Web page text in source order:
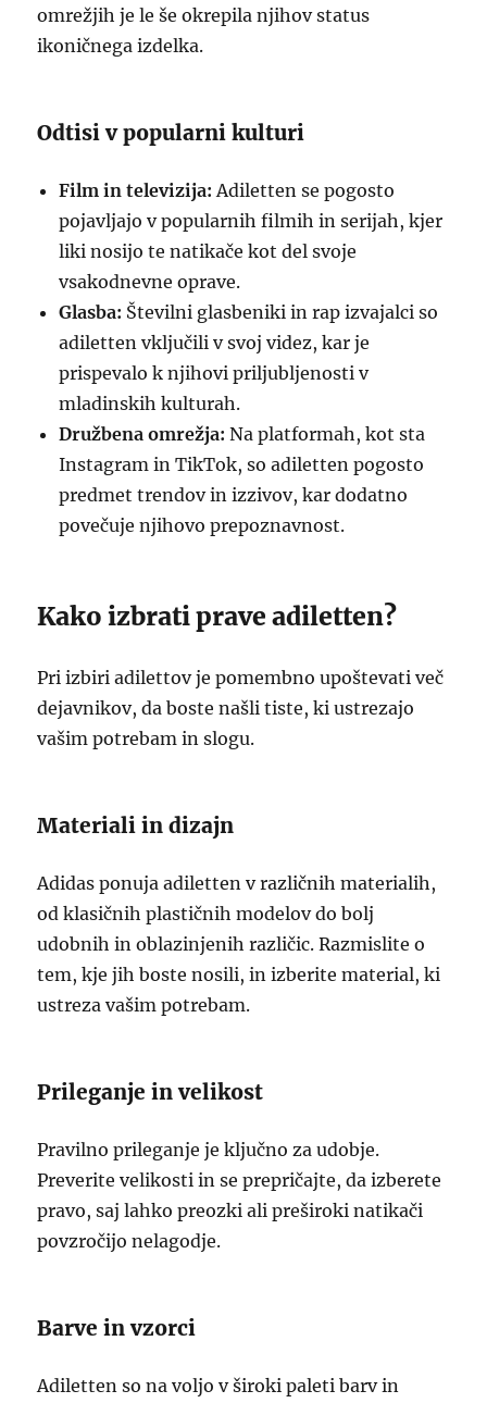
omrežjih je le še okrepila njihov status
ikoničnega izdelka.
Odtisi v popularni kulturi
Film in televizija: Adiletten se pogosto
pojavljajo v popularnih filmih in serijah, kjer
liki nosijo te natikače kot del svoje
vsakodnevne oprave.
Glasba: Številni glasbeniki in rap izvajalci so
adiletten vključili v svoj videz, kar je
prispevalo k njihovi priljubljenosti v
mladinskih kulturah.
Družbena omrežja: Na platformah, kot sta
Instagram in TikTok, so adiletten pogosto
predmet trendov in izzivov, kar dodatno
povečuje njihovo prepoznavnost.
Kako izbrati prave adiletten?
Pri izbiri adilettov je pomembno upoštevati več
dejavnikov, da boste našli tiste, ki ustrezajo
vašim potrebam in slogu.
Materiali in dizajn
Adidas ponuja adiletten v različnih materialih,
od klasičnih plastičnih modelov do bolj
udobnih in oblazinjenih različic. Razmislite o
tem, kje jih boste nosili, in izberite material, ki
ustreza vašim potrebam.
Prileganje in velikost
Pravilno prileganje je ključno za udobje.
Preverite velikosti in se prepričajte, da izberete
pravo, saj lahko preozki ali preširoki natikači
povzročijo nelagodje.
Barve in vzorci
Adiletten so na voljo v široki paleti barv in